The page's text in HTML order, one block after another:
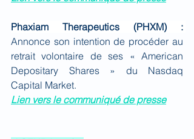
Annonce son intention de procéder au
retrait volontaire de ses « American
Depositary Shares » du Nasdaq
Capital Market.
Lien vers le communiqué de presse